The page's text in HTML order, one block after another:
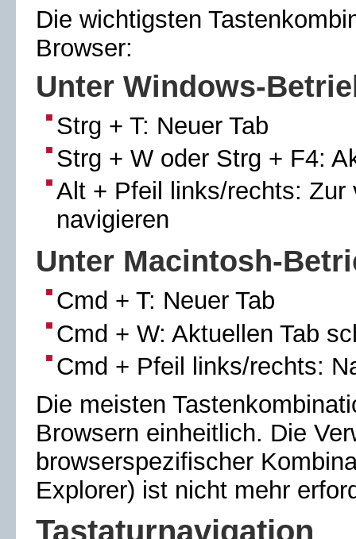
Die wichtigsten
Browser:
UnterWindows-
Strg + T: Neuer Tab
Strg + W oder Strg + F4:
Alt + Pfeil links/rechts: Zur
navigieren
Unter Macintosh-
Cmd + T: Neuer Tab
Cmd + W: Aktuellen Tab
Cmd + Pfeil links/rechts:
Die meisten
Browsern einheitlich. Die
browserspezifischer
Explorer) ist nicht mehr
Tastaturnavigation